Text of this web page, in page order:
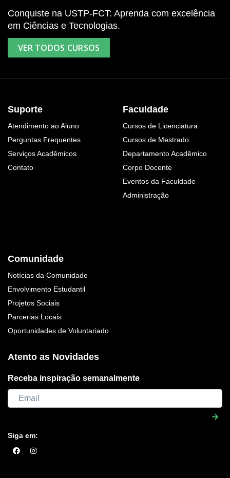
Conquiste na USTP-FCT: Aprenda com excelência
em Ciências e Tecnologias.
VER TODOS CURSOS
Suporte
Atendimento ao Aluno
Perguntas Frequentes
Serviços Acadêmicos
Contato
Faculdade
Cursos de Licenciatura
Cursos de Mestrado
Departamento Acadêmico
Corpo Docente
Eventos da Faculdade
Administração
Comunidade
Notícias da Comunidade
Envolvimento Estudantil
Projetos Sociais
Parcerias Locais
Oportunidades de Voluntariado
Atento as Novidades
Receba inspiração semanalmente
Siga em: